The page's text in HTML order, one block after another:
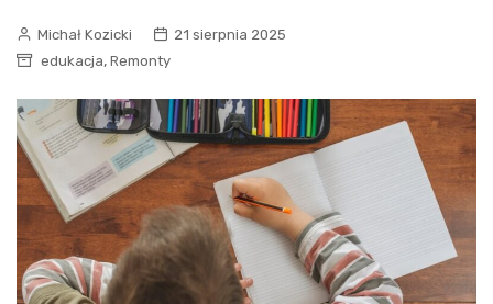
Michał Kozicki
21 sierpnia 2025
edukacja, Remonty